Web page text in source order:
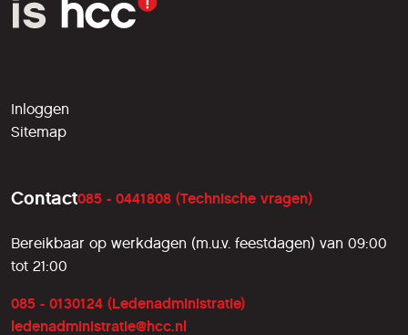
Inloggen
Sitemap
Contact085 - 0441808 (Technische vragen)
Bereikbaar op werkdagen (m.u.v. feestdagen) van 09:00
tot 21:00
085 - 0130124 (Ledenadministratie)
ledenadministratie@hcc.nl